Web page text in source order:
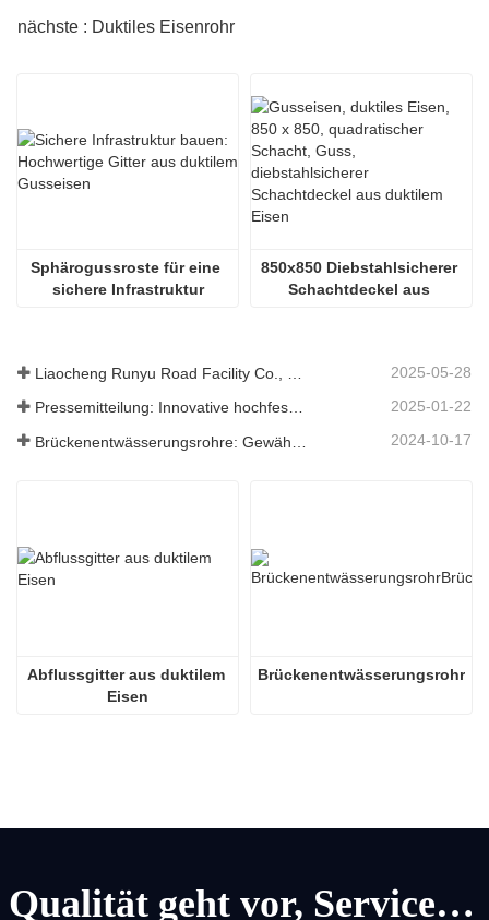
nächste : Duktiles Eisenrohr
Sphärogussroste für eine
sichere Infrastruktur
850x850 Diebstahlsicherer
Schachtdeckel aus
2025-05-28
Pressemitteilung: Innovative hochfeste Entwässerungsroste – Erhöhung der Sicherheit und Effizienz der städtischen Infrastruktur 2025-01-22
2024-10-17
Abflussgitter aus duktilem
Eisen
Brückenentwässerungsrohr
Qualität geht vor, Service geht vor